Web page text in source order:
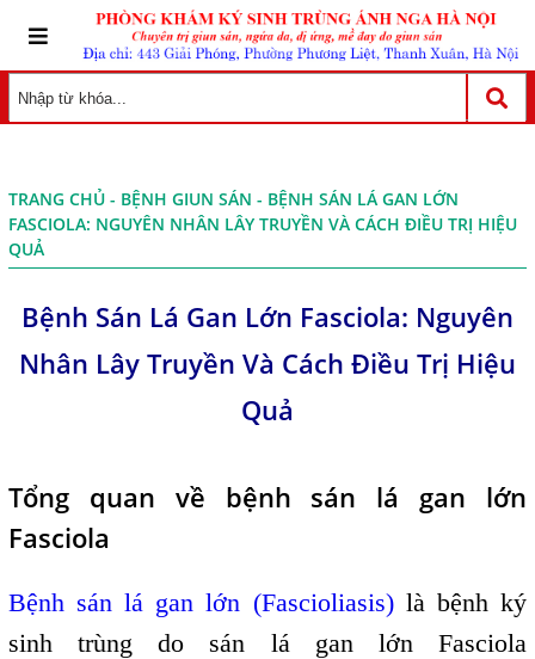
TRANG CHỦ- BỆNH GIUN SÁN - BỆNH SÁN LÁ GAN LỚN
FASCIOLA: NGUYÊN NHÂN LÂY TRUYỀN VÀ CÁCH ĐIỀU TRỊ HIỆU
QUẢ
Bệnh Sán Lá Gan Lớn Fasciola: Nguyên
Nhân Lây Truyền Và Cách Điều Trị Hiệu
Quả
Tổng quan về bệnh sán lá gan lớn
Fasciola
Bệnh sán lá gan lớn (Fascioliasis) là bệnh ký
sinh trùng do sán lá gan lớn Fasciola